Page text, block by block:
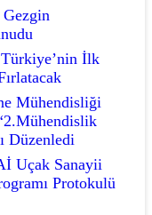
Gezgin
Türkiye’nin İlk
Mühendisliği
Düzenledi
Uçak Sanayii
Protokulü